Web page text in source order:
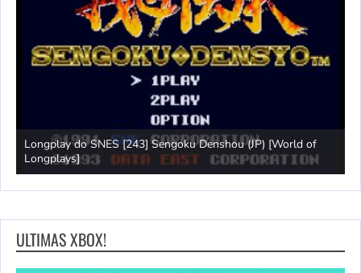
Longplay do SNES [243] Sengoku Denshou (JP) [World of
Longplays]
ULTIMAS XBOX!